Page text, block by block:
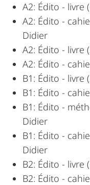
A2: Édito - livre
A2: Édito -
Didier
A2: Édito - livre
A2: Édito -
B1: Édito - livre
B1: Édito -
B1: Édito -
Didier
B1: Édito -
Didier
B2: Édito - livre
B2: Édito -